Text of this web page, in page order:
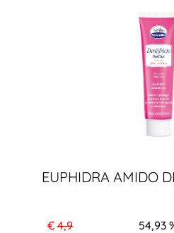
EUPHIDRA AMIDO
€4,9 54,93